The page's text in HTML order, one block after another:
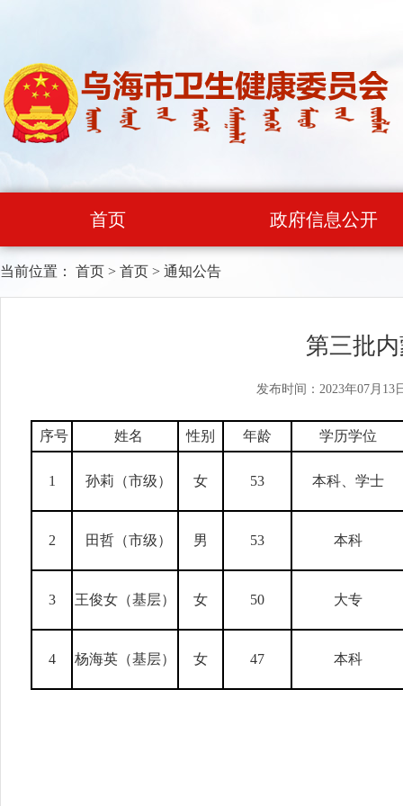
首页 政府信息公开
当前位置： 首页 > 首页 > 通知公告
第三批
发布时间：2023年07月13
序号 姓名 性别 年龄 学历学位
1 孙莉（市级） 女 53 本科、学士
2 田哲（市级） 男 53 本科
3 王俊女（基层） 女 50 大专
4 杨海英（基层） 女 47 本科